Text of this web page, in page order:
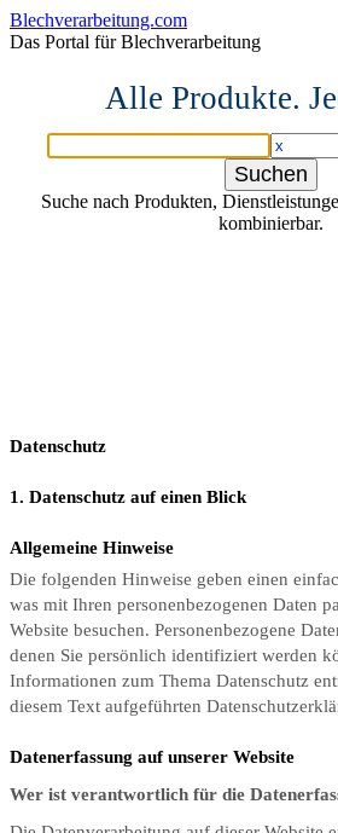
Blechverarbeitung.com
Das Portal für Blechverarbeitung
Alle Produkte.
Suche nach Produkten,
kombinierbar.
Datenschutz
1. Datenschutz auf einen Blick
Allgemeine Hinweise
Die folgenden Hinweise geben einen
was mit Ihren personenbezogenen Daten
Website besuchen. Personenbezogene
denen Sie persönlich identifiziert werden
Informationen zum Thema Datenschutz
diesem Text aufgeführten
Datenerfassung auf unserer Website
Wer ist verantwortlich für die